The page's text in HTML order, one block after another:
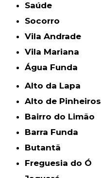
Saúde
Socorro
Vila Andrade
Vila Mariana
Água Funda
Alto da Lapa
Alto de Pinheiros
Bairro do Limão
Barra Funda
Butantã
Freguesia do Ó